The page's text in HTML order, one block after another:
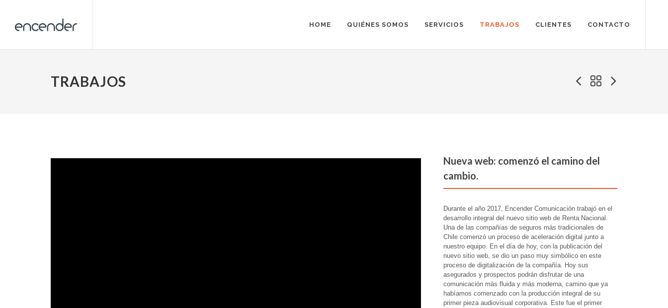
HOME QUIÉNES SOMOS SERVICIOS TRABAJOS CLIENTES CONTACTO
TRABAJOS
Nueva web: comenzó el camino del
cambio.
Durante el año 2017, Encender Comunicación trabajó en el
desarrollo integral del nuevo sitio web de Renta Nacional.
Una de las compañías de seguros más tradicionales de
Chile comenzó un proceso de aceleración digital junto a
nuestro equipo. En el día de hoy, con la publicación del
nuevo sitio web, se dio un paso muy simbólico en este
proceso de digitalización de la compañía. Hoy sus
asegurados y prospectos podrán disfrutar de una
comunicación más fluida y más moderna, camino que ya
habíamos comenzado con la producción integral de su
primer pieza audiovisual corporativa. Este fue el primer